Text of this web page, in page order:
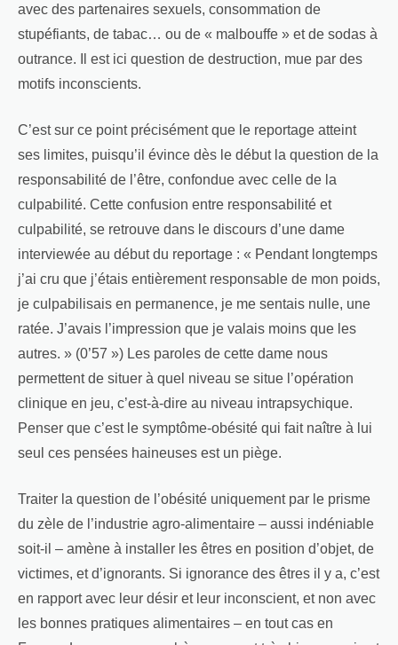
avec des partenaires sexuels, consommation de
stupéfiants, de tabac… ou de « malbouffe » et de sodas à
outrance. Il est ici question de destruction, mue par des
motifs inconscients.
C’est sur ce point précisément que le reportage atteint
ses limites, puisqu’il évince dès le début la question de la
responsabilité de l’être, confondue avec celle de la
culpabilité. Cette confusion entre responsabilité et
culpabilité, se retrouve dans le discours d’une dame
interviewée au début du reportage : « Pendant longtemps
j’ai cru que j’étais entièrement responsable de mon poids,
je culpabilisais en permanence, je me sentais nulle, une
ratée. J’avais l’impression que je valais moins que les
autres. » (0’57 ») Les paroles de cette dame nous
permettent de situer à quel niveau se situe l’opération
clinique en jeu, c’est-à-dire au niveau intrapsychique.
Penser que c’est le symptôme-obésité qui fait naître à lui
seul ces pensées haineuses est un piège.
Traiter la question de l’obésité uniquement par le prisme
du zèle de l’industrie agro-alimentaire – aussi indéniable
soit-il – amène à installer les êtres en position d’objet, de
victimes, et d’ignorants. Si ignorance des êtres il y a, c’est
en rapport avec leur désir et leur inconscient, et non avec
les bonnes pratiques alimentaires – en tout cas en